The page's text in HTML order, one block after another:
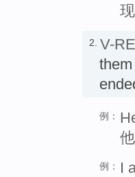
2. V-
them
例：
例：
I